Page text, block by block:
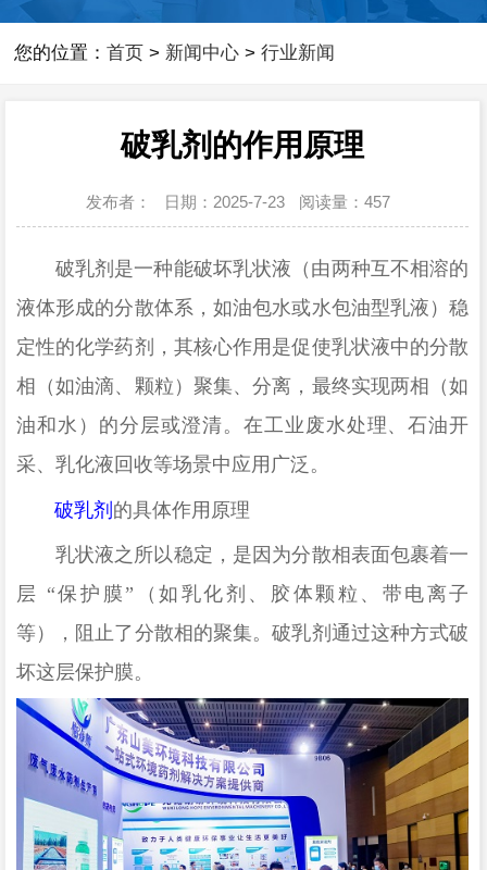
您的位置：首页 > 新闻中心 >行业新闻
破乳剂的作用原理
发布者： 日期：2025-7-23 阅读量： 457
破乳剂是一种能破坏乳状液（由两种互不相溶的
液体形成的分散体系，如油包水或水包油型乳液）稳
定性的化学药剂，其核心作用是促使乳状液中的分散
相（如油滴、颗粒）聚集、分离，最终实现两相（如
油和水）的分层或澄清。在工业废水处理、石油开
采、乳化液回收等场景中应用广泛。
破乳剂 的具体作用原理
乳状液之所以稳定，是因为分散相表面包裹着一
层 “保护膜”（如乳化剂、胶体颗粒、带电离子
等），阻止了分散相的聚集。破乳剂通过这种方式破
坏这层保护膜。